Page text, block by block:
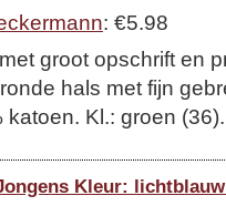
: €5.98
groot opschrift en
hals met fijn
Kl.: groen
Kleur: